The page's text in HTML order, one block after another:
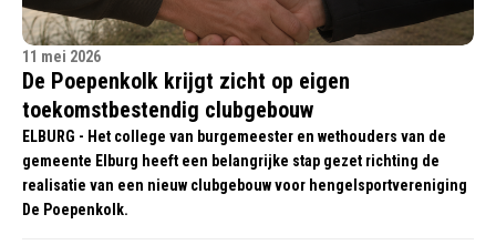
11 mei 2026
De Poepenkolk krijgt zicht op eigen
toekomstbestendig clubgebouw
ELBURG - Het college van burgemeester en wethouders van de
gemeente Elburg heeft een belangrijke stap gezet richting de
realisatie van een nieuw clubgebouw voor hengelsportvereniging
De Poepenkolk.